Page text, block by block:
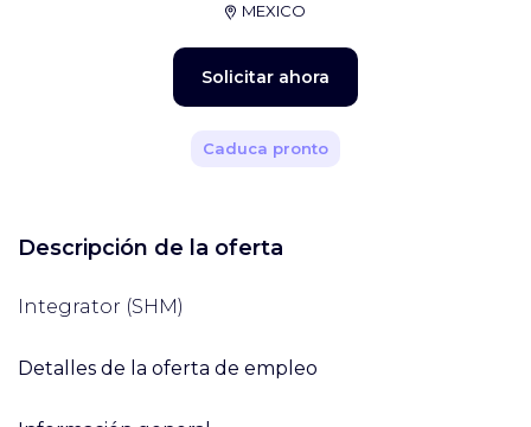
MEXICO
Solicitar ahora
Caduca pronto
Descripción de la oferta
Integrator (SHM)
Detalles de la oferta de empleo